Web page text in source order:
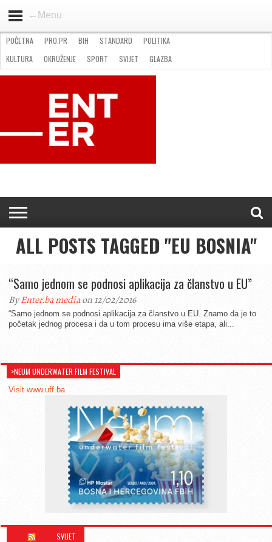
←Menu
STANDARD
GOSPODARSTVO
OKRUŽENJE
POČETNA PRO.PR BIH STANDARD
POLITIKA
KULTURA
OKRUŽENJE SPORT SVIJET
GLAZBA
NATJEČAJI
FILMING LOCATION IN BH KONTAKT
ALL POSTS TAGGED "EU BOSNIA"
“Samo jednom se podnosi aplikacija za članstvo u EU”
ByEnter.ba mediaon 12/02/2016
“Samo jednom se podnosi aplikacija za članstvo u EU. Znamo da je to
početak jednog procesa i da u tom procesu ima više etapa, ali...
>NEUM UNDERWATER FILM FESTIVAL
Visit www.uff.ba
SVIJET